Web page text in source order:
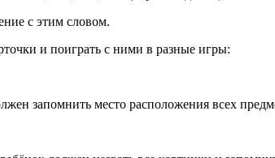
с этим словом.
и поиграть с ними в разные игры:
запомнить место расположения всех